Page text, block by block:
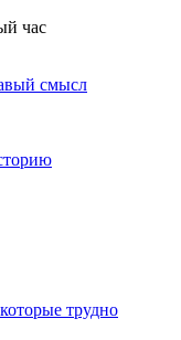
час
смысл
трудно